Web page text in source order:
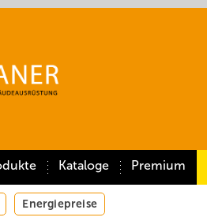
Kataloge Premium
Energiepreise